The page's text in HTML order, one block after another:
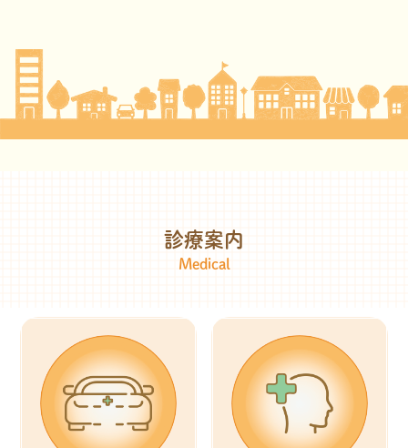
診療案内